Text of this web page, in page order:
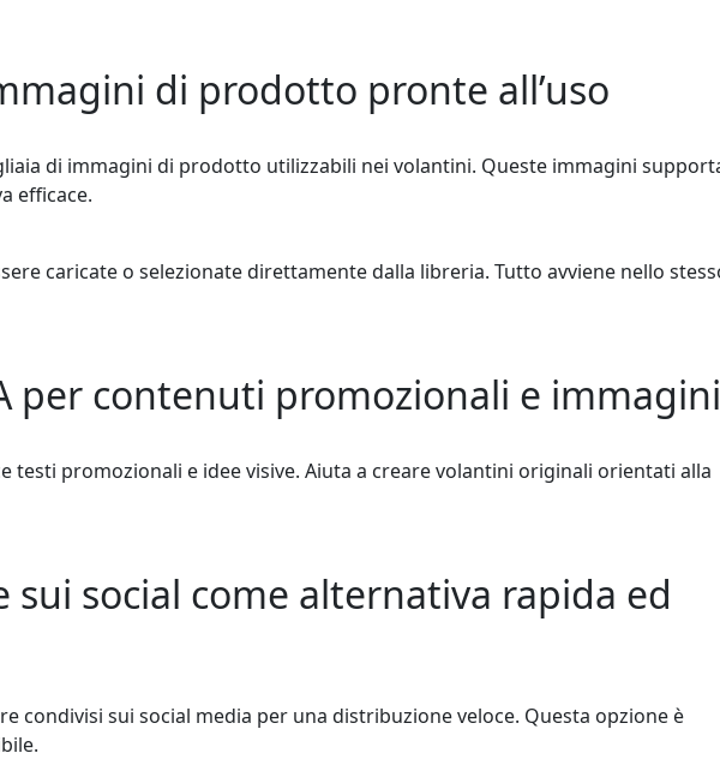
di prodotto pronte all’uso
di immagini di prodotto utilizzabili nei volantini. Queste immagini
efficace.
caricate o selezionate direttamente dalla libreria. Tutto avviene nello
per contenuti promozionali e immagini
testi promozionali e idee visive. Aiuta a creare volantini originali orientati alla
sui social come alternativa rapida ed
condivisi sui social media per una distribuzione veloce. Questa opzione è